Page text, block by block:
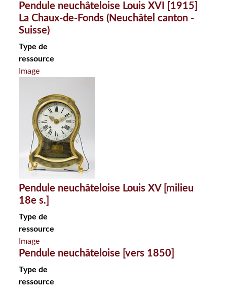
Pendule neuchâteloise Louis XVI [1915]
La Chaux-de-Fonds (Neuchâtel canton -
Suisse)
Type de
ressource
Image
Pendule neuchâteloise Louis XV [milieu
18e s.]
Type de
ressource
Image
Pendule neuchâteloise [vers 1850]
Type de
ressource